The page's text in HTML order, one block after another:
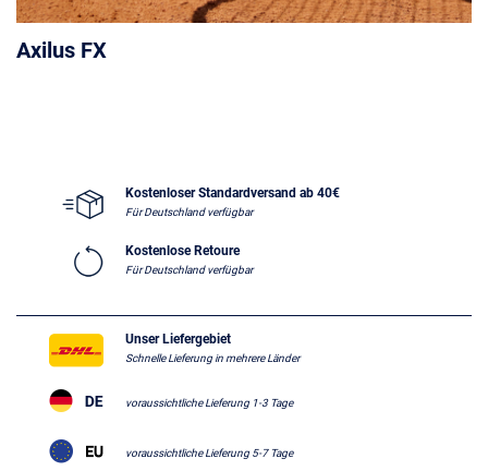
Axilus FX
Kostenloser Standardversand ab 40€
Für Deutschland verfügbar
Kostenlose Retoure
Für Deutschland verfügbar
Unser Liefergebiet
Schnelle Lieferung in mehrere Länder
voraussichtliche Lieferung 1-3 Tage
voraussichtliche Lieferung 5-7 Tage